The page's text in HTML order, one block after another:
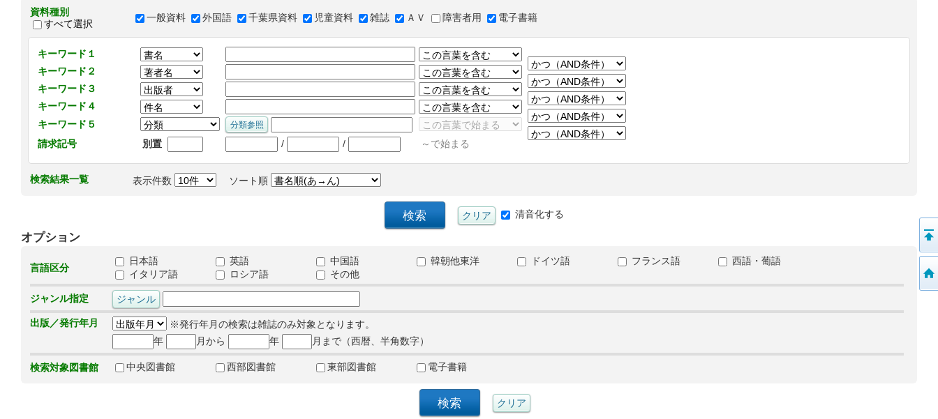
資料種別
すべて選択
一般資料 外国語 千葉県資料 児童資料 雑誌 ＡＶ 障害者用 電子書籍
キーワード１
キーワード２
キーワード３
キーワード４
キーワード５
請求記号
別置 / / ～で始まる
検索結果一覧 表示件数 ソート順
清音化する
オプション
言語区分
日本語 英語 中国語 韓朝他東洋 ドイツ語 フランス語
西語・葡語
イタリア語
ロシア語 その他
ジャンル指定
出版／発行年月
※発行年月の検索は雑誌のみ対象となります。
年
月から 年 月まで（西暦、半角数字）
検索対象図書館 中央図書館 西部図書館 東部図書館 電子書籍